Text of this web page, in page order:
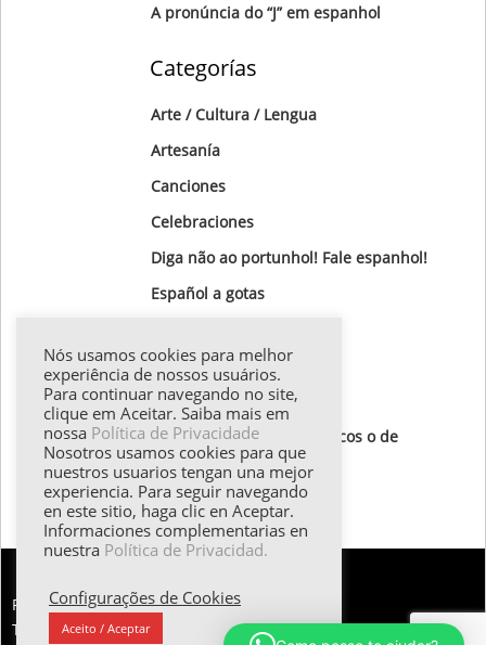
A pronúncia do “J” em espanhol
Categorías
Arte / Cultura / Lengua
Artesanía
Canciones
Celebraciones
Diga não ao portunhol! Fale espanhol!
Español a gotas‏
Gotas Gramaticales
Lugares para visitar
Textos de autores hispánicos o de
destaque
Todos los textos
FALE CONOSCO:
Tel.: (55 11) 98374.5258 | Email: esther@emilani.com.br
Nós usamos cookies para melhor
experiência de nossos usuários.
Para continuar navegando no site,
clique em Aceitar. Saiba mais em
nossa Política de Privacidade
Nosotros usamos cookies para que
nuestros usuarios tengan una mejor
experiencia. Para seguir navegando
en este sitio, haga clic en Aceptar.
Informaciones complementarias en
nuestra Política de Privacidad.
Configurações de Cookies
Aceito / Aceptar